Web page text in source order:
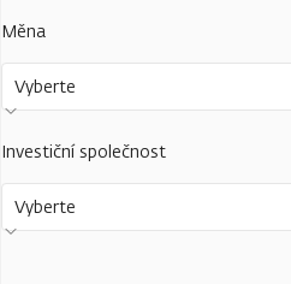
Měna
Vyberte
Investiční společnost
Vyberte